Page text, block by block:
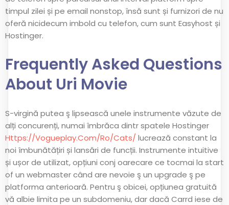
timpul zilei și pe email nonstop, însă sunt și furnizori de nu
oferă nicidecum imbold cu telefon, cum sunt Easyhost și
Hostinger.
Frequently Asked Questions
About Uri Movie
S-virgină putea ş lipsească unele instrumente văzute de
alți concurenți, numai îmbrăca dintr spatele Hostinger
Https://vogueplay.com/ro/cats/ lucrează constant la
noi îmbunătățiri și lansări de funcții. Instrumente intuitive
și ușor de utilizat, opțiuni conj oarecare ce tocmai la start
of un webmaster când are nevoie ş un upgrade ş pe
platforma anterioară. Pentru ş obicei, opțiunea gratuită
vă albie limita pe un subdomeniu, dar dacă Carrd iese de